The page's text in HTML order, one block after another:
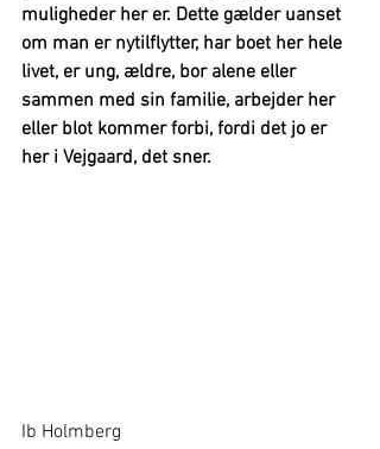
muligheder her er. Dette gælder uanset
om man er nytilflytter, har boet her hele
livet, er ung, ældre, bor alene eller
sammen med sin familie, arbejder her
eller blot kommer forbi, fordi det jo er
her i Vejgaard, det sner.
Ib Holmberg